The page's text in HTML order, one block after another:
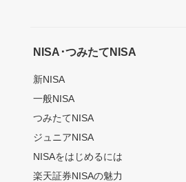
NISA･つみたてNISA
新NISA
一般NISA
つみたてNISA
ジュニアNISA
NISAをはじめるには
楽天証券NISAの魅力